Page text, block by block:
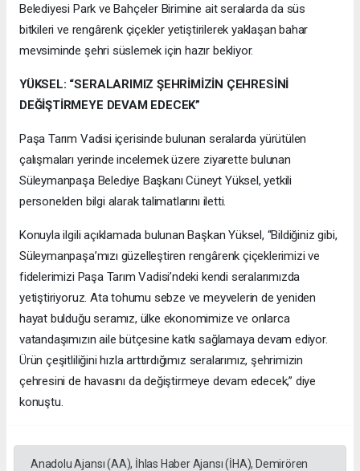
Belediyesi Park ve Bahçeler Birimine ait seralarda da süs
bitkileri ve rengârenk çiçekler yetiştirilerek yaklaşan bahar
mevsiminde şehri süslemek için hazır bekliyor.
YÜKSEL: “SERALARIMIZ ŞEHRİMİZİN ÇEHRESİNİ
DEĞİŞTİRMEYE DEVAM EDECEK”
Paşa Tarım Vadisi içerisinde bulunan seralarda yürütülen
çalışmaları yerinde incelemek üzere ziyarette bulunan
Süleymanpaşa Belediye Başkanı Cüneyt Yüksel, yetkili
personelden bilgi alarak talimatlarını iletti.
Konuyla ilgili açıklamada bulunan Başkan Yüksel, “Bildiğiniz gibi,
Süleymanpaşa’mızı güzelleştiren rengârenk çiçeklerimizi ve
fidelerimizi Paşa Tarım Vadisi’ndeki kendi seralarımızda
yetiştiriyoruz. Ata tohumu sebze ve meyvelerin de yeniden
hayat bulduğu seramız, ülke ekonomimize ve onlarca
vatandaşımızın aile bütçesine katkı sağlamaya devam ediyor.
Ürün çeşitliliğini hızla arttırdığımız seralarımız, şehrimizin
çehresini de havasını da değiştirmeye devam edecek,” diye
konuştu.
Anadolu Ajansı (AA), İhlas Haber Ajansı (İHA), Demirören